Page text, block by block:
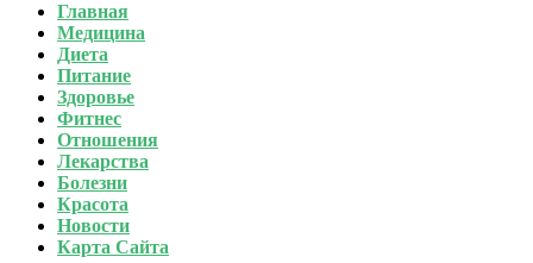
Главная
Медицина
Диета
Питание
Здоровье
Фитнес
Отношения
Лекарства
Болезни
Красота
Новости
Карта Сайта